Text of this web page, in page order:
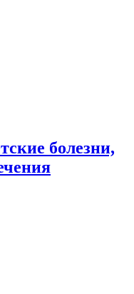
болезни,